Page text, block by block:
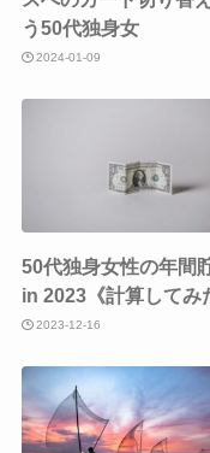
う50代独身女
2024-01-09
50代独身女性の年間
in 2023《計算してみ
2023-12-16